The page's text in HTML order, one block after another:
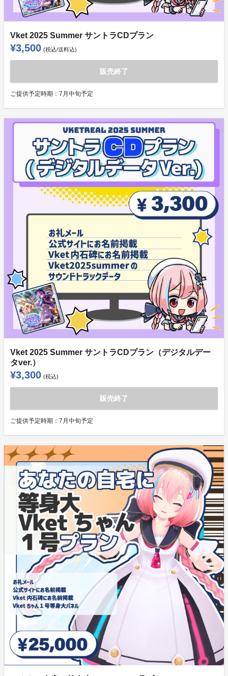
Vket 2025 Summer サントラCDプラン
¥3,500 (税込/送料込)
販売終了
ご提供予定時期： 7月中旬予定
Vket 2025 Summer サントラCDプラン（デジタルデー
タver.）
¥3,300 (税込)
販売終了
ご提供予定時期： 7月中旬予定